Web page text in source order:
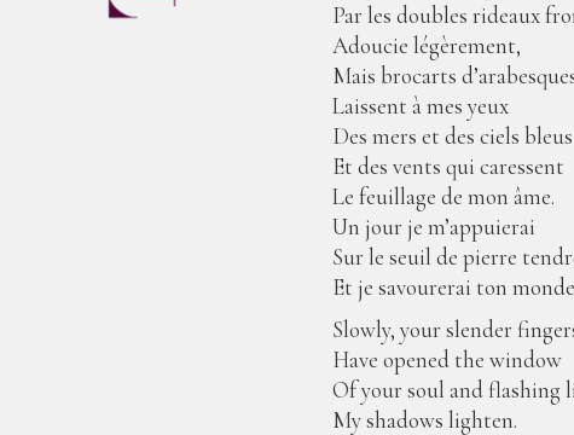
Par les doubles rideaux
Adoucie légèrement,
Mais brocarts
Laissent à mes yeux
Des mers et des ciels bleus
Et des vents qui caressent
Le feuillage de mon âme.
Un jour je m’appuierai
Sur le seuil de pierre
Et je savourerai ton
Slowly, your slender
Have opened the window
Of your soul and flashing
My shadows lighten.